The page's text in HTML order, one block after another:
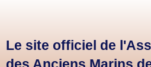
Le site officiel de